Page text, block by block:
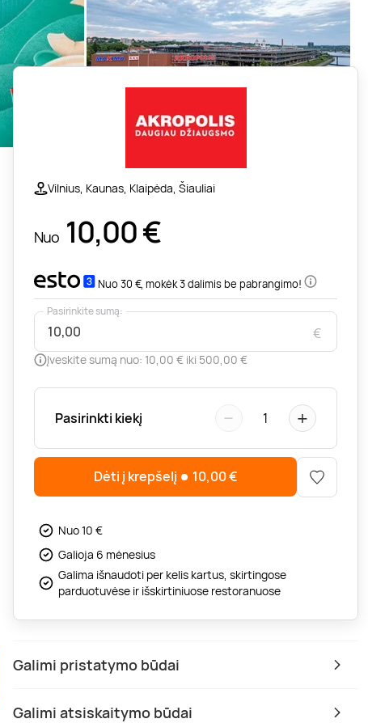
Vilnius, Kaunas, Klaipėda, Šiauliai
Nuo 10,00€
Nuo 30 €, mokėk 3 dalimis be pabrangimo!
€
Pasirinkite sumą:
Įveskite sumą nuo: 10,00 € iki 500,00 €
Pasirinkti kiekį − 1 +
Dėti į krepšelį 10,00€
Nuo 10 €
Galioja 6 mėnesius
Galima išnaudoti per kelis kartus, skirtingose
parduotuvėse ir išskirtiniuose restoranuose
Galimi pristatymo būdai
Galimi atsiskaitymo būdai